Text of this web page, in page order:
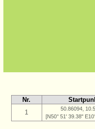
Nr.
1
50.86094,
[N50° 51' 39.38"